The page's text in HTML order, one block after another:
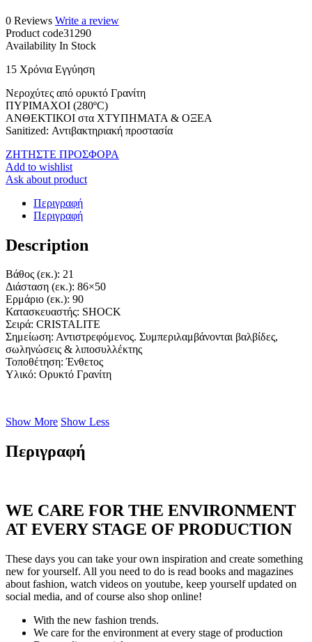
0 Reviews Write a review
Product code31290
Availability In Stock
15 Χρόνια Εγγύηση
Νεροχύτες από ορυκτό Γρανίτη
ΠΥΡΙΜΑΧΟΙ (280ºC)
ΑΝΘΕΚΤΙΚΟΙ στα ΧΤΥΠΗΜΑΤΑ & ΟΞΕΑ
Sanitized: Αντιβακτηριακή προστασία
ΖΗΤΗΣΤΕ ΠΡΟΣΦΟΡΑ
Add to wishlist
Ask about product
Περιγραφή
Περιγραφή
Description
Βάθος (εκ.): 21
Διάσταση (εκ.): 86×50
Ερμάριο (εκ.): 90
Κατασκευαστής: SHOCK
Σειρά: CRISTALITE
Σημείωση: Αντιστρεφόμενος. Συμπεριλαμβάνονται βαλβίδες,
σωληνώσεις & λιποσυλλέκτης
Τοποθέτηση: Ένθετος
Υλικό: Ορυκτό Γρανίτη
Show More Show Less
Περιγραφή
WE CARE FOR THE ENVIRONMENT
AT EVERY STAGE OF PRODUCTION
These days you can take your own inspiration and create something
new for yourself. All you need to do is read books and magazines
about fashion, watch videos on youtube, keep yourself updated on
social media, and of course also shop online!
With the new fashion trends.
We care for the environment at every stage of production